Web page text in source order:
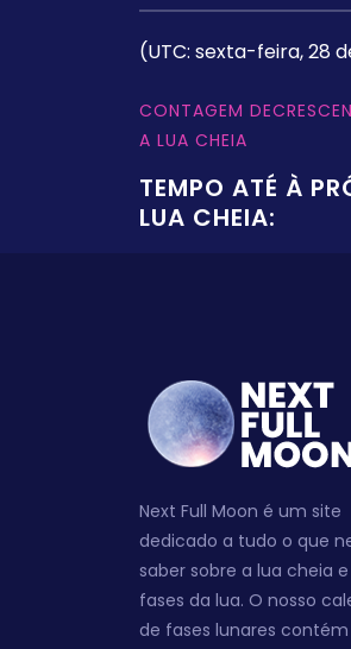
(UTC: sexta-feira, 28
CONTAGEM
A LUA CHEIA
TEMPO ATÉ À
LUA CHEIA:
Next Full Moon é um site
dedicado a tudo o que
saber sobre a lua cheia e
fases da lua. O nosso
de fases lunares